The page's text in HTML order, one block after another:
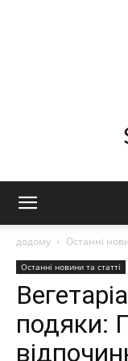
додому Останні
Останні новини та статті
подяки: